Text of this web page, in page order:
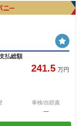
払総額
241.5 万円
車検/自賠責
―